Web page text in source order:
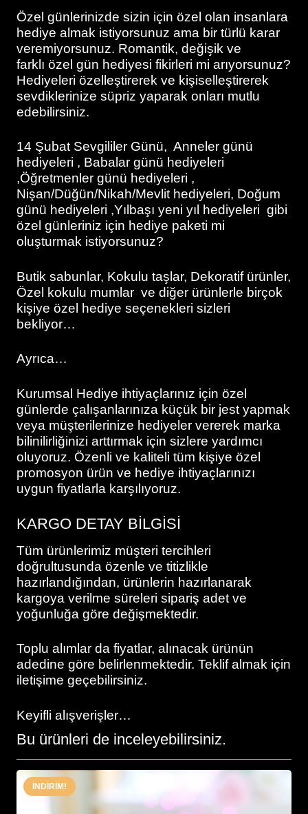
Özel günlerinizde sizin için özel olan insanlara
hediye almak istiyorsunuz ama bir türlü karar
veremiyorsunuz. Romantik, değişik ve
farklı özel gün hediyesi fikirleri mi arıyorsunuz?
Hediyeleri özelleştirerek ve kişiselleştirerek
sevdiklerinize süpriz yaparak onları mutlu
edebilirsiniz.
14 Şubat Sevgililer Günü, Anneler günü
hediyeleri , Babalar günü hediyeleri
,Öğretmenler günü hediyeleri ,
Nişan/Düğün/Nikah/Mevlit hediyeleri, Doğum
günü hediyeleri ,Yılbaşı yeni yıl hediyeleri gibi
özel günleriniz için hediye paketi mi
oluşturmak istiyorsunuz?
Butik sabunlar, Kokulu taşlar, Dekoratif ürünler,
Özel kokulu mumlar ve diğer ürünlerle birçok
kişiye özel hediye seçenekleri sizleri
bekliyor…
Ayrıca…
Kurumsal Hediye ihtiyaçlarınız için özel
günlerde çalışanlarınıza küçük bir jest yapmak
veya müşterilerinize hediyeler vererek marka
bilinilirliğinizi arttırmak için sizlere yardımcı
oluyoruz. Özenli ve kaliteli tüm kişiye özel
promosyon ürün ve hediye ihtiyaçlarınızı
uygun fiyatlarla karşılıyoruz.
KARGO DETAY BİLGİSİ
Tüm ürünlerimiz müşteri tercihleri
doğrultusunda özenle ve titizlikle
hazırlandığından, ürünlerin hazırlanarak
kargoya verilme süreleri sipariş adet ve
yoğunluğa göre değişmektedir.
Toplu alımlar da fiyatlar, alınacak ürünün
adedine göre belirlenmektedir. Teklif almak için
iletişime geçebilirsiniz.
Keyifli alışverişler…
Bu ürünleri de inceleyebilirsiniz.
İNDIRIM!